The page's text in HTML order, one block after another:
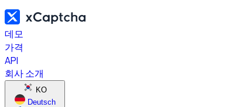
데모
가격
API
회사 소개
KO
Deutsch